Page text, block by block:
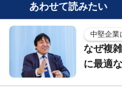
あわせて読みたい
中堅企業
なぜ複
に最適